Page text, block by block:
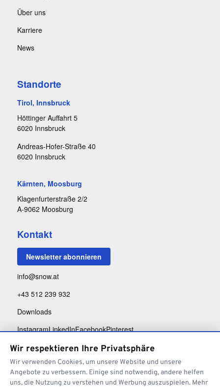
Wir respektieren Ihre Privatsphäre
Wir verwenden Cookies, um unsere Website und unsere
Angebote zu verbessern. Einige sind notwendig, andere helfen
uns, die Nutzung zu verstehen und Werbung auszuspielen. Mehr
Über uns
Karriere
News
Standorte
Tirol, Innsbruck
Höttinger Auffahrt 5
6020 Innsbruck
Andreas-Hofer-Straße 40
6020 Innsbruck
Kärnten, Moosburg
Klagenfurterstraße 2/2
A-9062 Moosburg
Kontakt
Newsletter abonnieren
info@snow.at
+43 512 239 932
Downloads
InstagramLinkedInFacebookPinterest